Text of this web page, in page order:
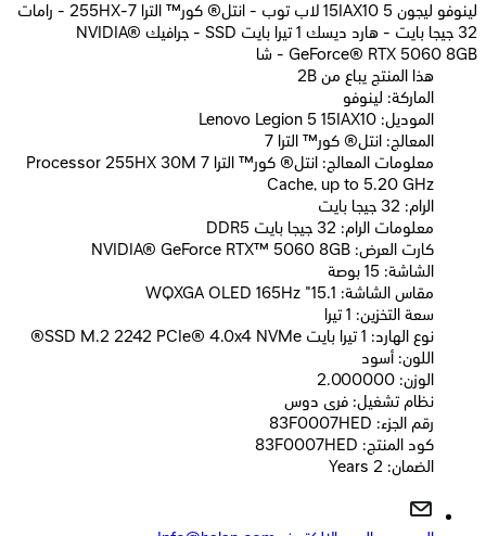
لينوفو ليجون 5 15IAX10 لاب توب - انتل® كور™ الترا 7-255HX - رامات
32 جيجا بايت - هارد ديسك 1 تيرا بايت SSD - جرافيك NVIDIA®
GeForce® RTX 5060 8GB - شا
2B هذا المنتج يباع من
الماركة: لينوفو
الموديل: Lenovo Legion 5 15IAX10
المعالج: انتل® كور™ الترا 7
معلومات المعالج: انتل® كور™ الترا 7 Processor 255HX 30M
Cache, up to 5.20 GHz
الرام: 32 جيجا بايت
معلومات الرام: 32 جيجا بايت DDR5
كارت العرض: NVIDIA® GeForce RTX™ 5060 8GB
الشاشة: 15 بوصة
مقاس الشاشة: 15.1" WQXGA OLED 165Hz
سعة التخزين: 1 تيرا
نوع الهارد: 1 تيرا بايت SSD M.2 2242 PCIe® 4.0x4 NVMe®
اللون: أسود
الوزن: 2.000000
نظام تشغيل: فرى دوس
رقم الجزء: 83F0007HED
كود المنتج: 83F0007HED
الضمان: 2 Years